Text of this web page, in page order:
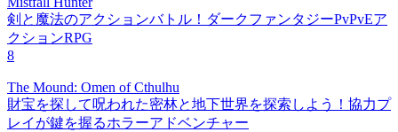
剣と魔法のアクションバトル！ダークファンタジーPvPvEア
クションRPG
8
The Mound: Omen of Cthulhu
財宝を探して呪われた密林と地下世界を探索しよう！協力プ
レイが鍵を握るホラーアドベンチャー